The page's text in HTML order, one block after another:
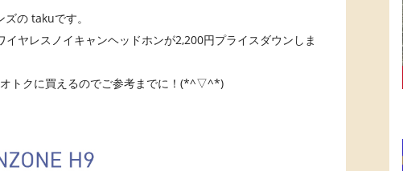
の takuです。
ヤレスノイキャンヘッドホンが2,200円プライスダウンしま
トクに買えるのでご参考までに！(*^▽^*)